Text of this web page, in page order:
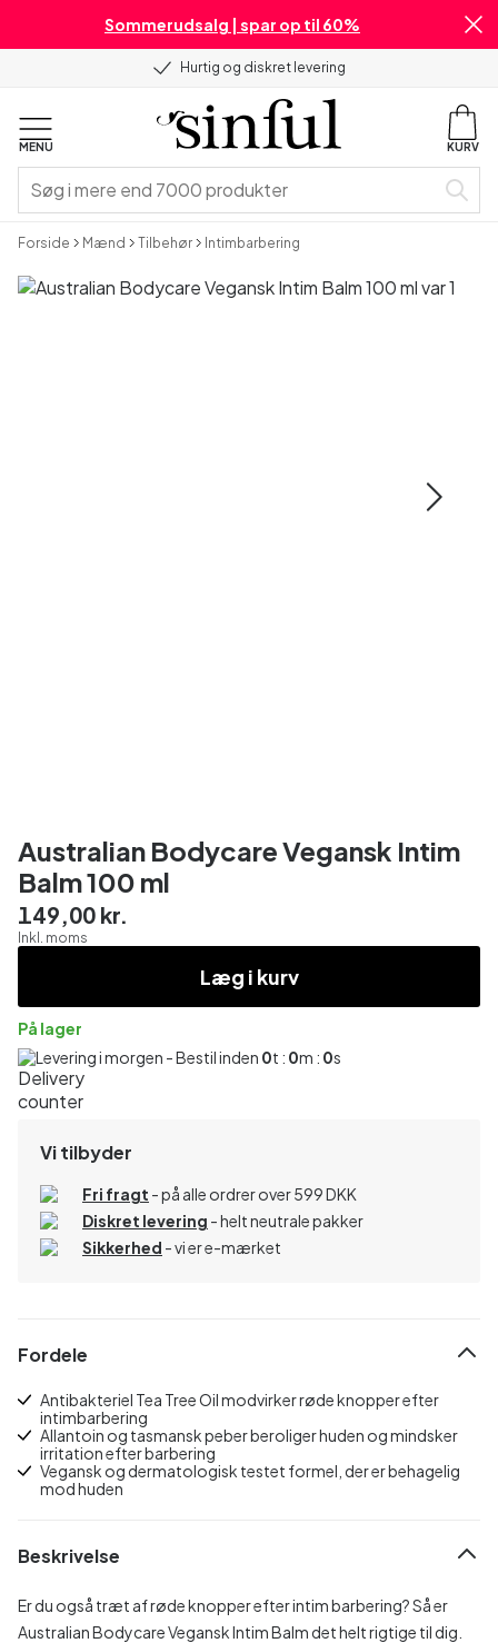
Sommerudsalg | spar op til 60%
Hurtig og diskret levering
MENU KURV
Forside Mænd Tilbehør Intimbarbering
Australian Bodycare Vegansk Intim
Balm 100 ml
149,00 kr.
Inkl. moms
Læg i kurv
På lager
Levering i morgen - Bestil inden 0t : 0m : 0s
Vi tilbyder
Fri fragt - på alle ordrer over 599 DKK
Diskret levering - helt neutrale pakker
Sikkerhed - vi er e-mærket
Fordele
Antibakteriel Tea Tree Oil modvirker røde knopper efter
intimbarbering
Allantoin og tasmansk peber beroliger huden og mindsker
irritation efter barbering
Vegansk og dermatologisk testet formel, der er behagelig
mod huden
Beskrivelse
Er du også træt af røde knopper efter intim barbering? Så er
Australian Bodycare Vegansk Intim Balm det helt rigtige til dig.